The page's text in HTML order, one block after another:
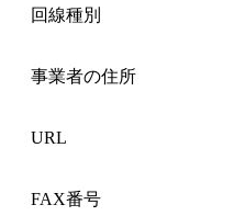
回線種別
事業者の住所
URL
FAX番号